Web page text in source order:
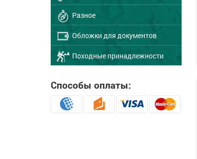
Разное
Обложки для документов
Походные принадлежности
Способы оплаты: